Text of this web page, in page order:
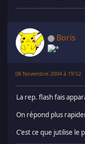
Boris
08 Novembre 2004 à 19:52
La rep. flash fais
On répond plus
C'est ce que jutilise le